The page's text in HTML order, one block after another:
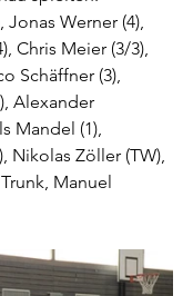
Jonas Werner (4),
Chris Meier (3/3),
Schäffner (3),
Alexander
Mandel (1),
Nikolas Zöller (TW),
Manuel